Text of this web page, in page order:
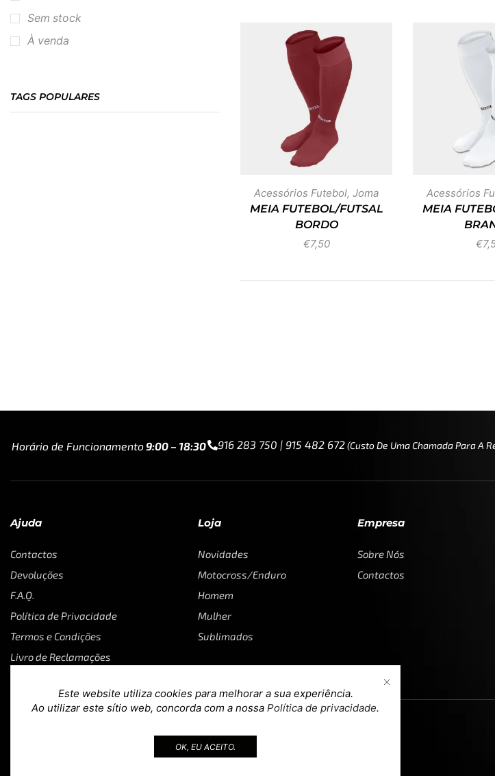
Acessórios Futebol, Joma
MEIA FUTEBOL/FUTSAL
BORDO
€7,50
Acessórios
MEIA
€
Sem stock
À venda
TAGS POPULARES
Horário de Funcionamento 9:00 – 18:30 916 283 750 | 915 482 672(custo De Uma Chamada Para A
Ajuda
Contactos
Devoluções
F.A.Q.
Política de Privacidade
Termos e Condições
Livro de Reclamações
Loja
Novidades
Motocross/Enduro
Homem
Mulher
Sublimados
Empresa
Sobre Nós
Contactos
Este website utiliza cookies para melhorar a sua experiência.
Ao utilizar este sítio web, concorda com a nossa Política de privacidade.
OK, EU ACEITO.